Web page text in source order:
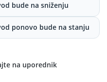
bude na sniženju
ponovo bude na stanju
na uporednik